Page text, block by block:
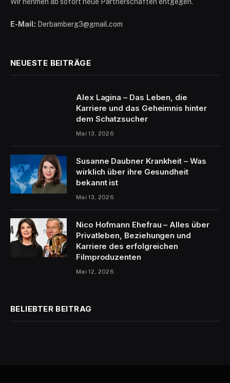
E-Mail: Derbamberg3@gmail.com
NEUESTE BEITRÄGE
Alex Lagina – Das Leben, die
Karriere und das Geheimnis hinter
dem Schatzsucher
Mai 13, 2026
Susanne Daubner Krankheit – Was
wirklich über ihre Gesundheit
bekannt ist
Mai 13, 2026
Nico Hofmann Ehefrau – Alles über
Privatleben, Beziehungen und
Karriere des erfolgreichen
Filmproduzenten
Mai 12, 2026
BELIEBTER BEITRAG